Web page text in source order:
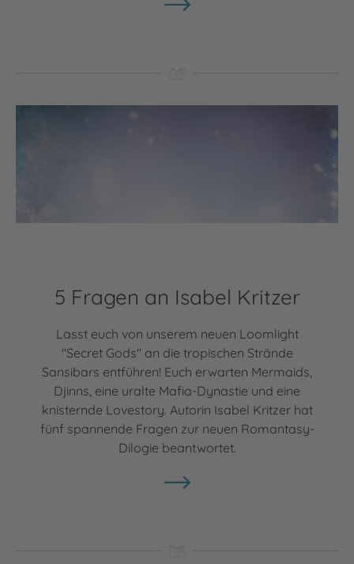
5 Fragen an Isabel Kritzer
Lasst euch von unserem neuen Loomlight
"Secret Gods" an die tropischen Strände
Sansibars entführen! Euch erwarten Mermaids,
Djinns, eine uralte Mafia-Dynastie und eine
knisternde Lovestory. Autorin Isabel Kritzer hat
fünf spannende Fragen zur neuen Romantasy-
Dilogie beantwortet.